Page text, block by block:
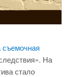
На
стало